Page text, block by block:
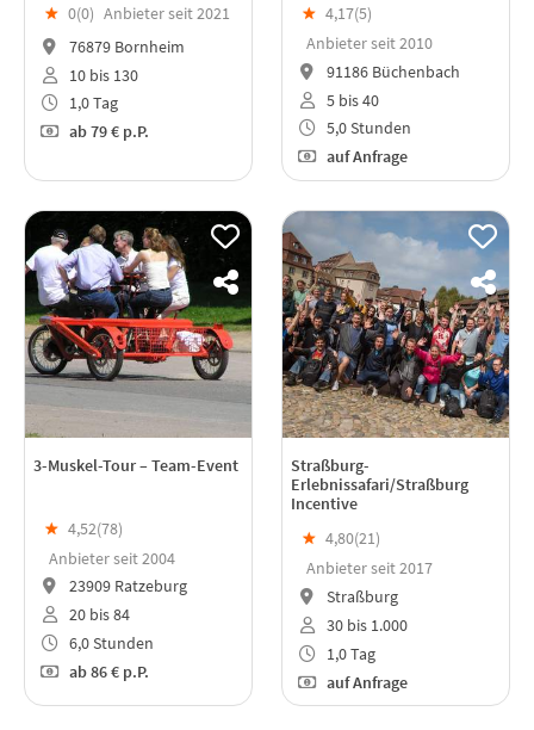
★ 0(0) Anbieter seit 2021
76879 Bornheim
10 bis 130
1,0 Tag
ab79 € p.P.
★ 4,17(5)
Anbieter seit 2010
91186 Büchenbach
5 bis 40
5,0 Stunden
auf Anfrage
3-Muskel-Tour – Team-Event
★ 4,52(78)
Anbieter seit 2004
23909 Ratzeburg
20 bis 84
6,0 Stunden
ab86 € p.P.
Straßburg-
Erlebnissafari/Straßburg
Incentive
★ 4,80(21)
Anbieter seit 2017
Straßburg
30 bis 1.000
1,0 Tag
auf Anfrage